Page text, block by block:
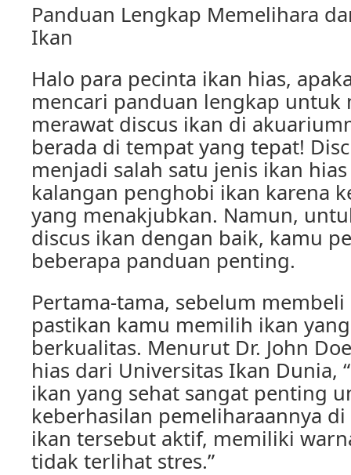
Panduan Lengkap Memelihara
Ikan
Halo para pecinta ikan hias,
mencari panduan lengkap untuk
merawat discus ikan di
berada di tempat yang tepat!
menjadi salah satu jenis ikan
kalangan penghobi ikan karena
yang menakjubkan. Namun,
discus ikan dengan baik, kamu
beberapa panduan penting.
Pertama-tama, sebelum
pastikan kamu memilih ikan
berkualitas. Menurut Dr. John
hias dari Universitas Ikan Dunia,
ikan yang sehat sangat penting
keberhasilan pemeliharaannya
ikan tersebut aktif, memiliki
tidak terlihat stres.”